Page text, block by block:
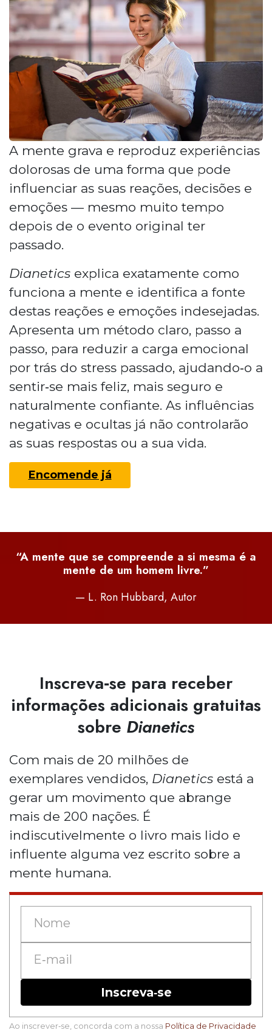
A mente grava e reproduz experiências
dolorosas de uma forma que pode
influenciar as suas reações, decisões e
emoções — mesmo muito tempo
depois de o evento original ter
passado.
Dianetics explica exatamente como
funciona a mente e identifica a fonte
destas reações e emoções indesejadas.
Apresenta um método claro, passo a
passo, para reduzir a carga emocional
por trás do stress passado, ajudando‑o a
sentir‑se mais feliz, mais seguro e
naturalmente confiante. As influências
negativas e ocultas já não controlarão
as suas respostas ou a sua vida.
Encomende já
“A mente que se compreende a si mesma é a
mente de um homem livre.”
— L. Ron Hubbard, Autor
Inscreva‑se para receber
informações adicionais gratuitas
sobre Dianetics
Com mais de 20 milhões de
exemplares vendidos, Dianetics está a
gerar um movimento que abrange
mais de 200 nações. É
indiscutivelmente o livro mais lido e
influente alguma vez escrito sobre a
mente humana.
Inscreva‑se
Ao inscrever‑se, concorda com a nossa Política de Privacidade